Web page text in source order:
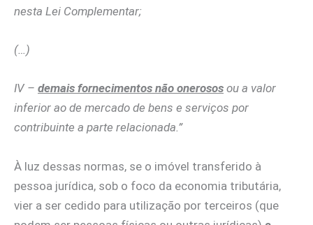
nesta Lei Complementar;
(…)
IV – demais fornecimentos não onerosos ou a valor
inferior ao de mercado de bens e serviços por
contribuinte a parte relacionada.”
À luz dessas normas, se o imóvel transferido à
pessoa jurídica, sob o foco da economia tributária,
vier a ser cedido para utilização por terceiros (que